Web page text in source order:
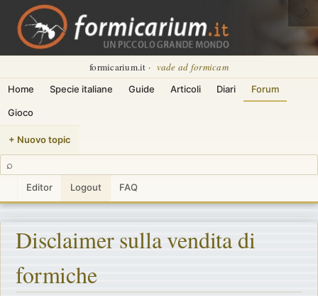
formicarium.it · vade ad formicam
Home Specie italiane Guide Articoli Diari Forum
Gioco
+ Nuovo topic
⌕
Editor Logout FAQ
🌙
Disclaimer sulla vendita di
formiche